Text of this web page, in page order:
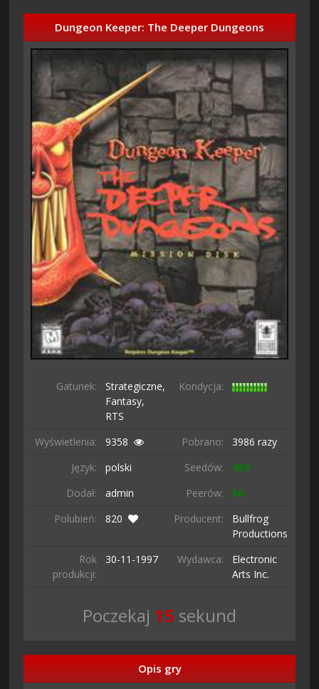
Dungeon Keeper: The Deeper Dungeons
Gatunek:
Strategiczne,
Fantasy,
RTS
Kondycja:
Wyświetlenia: 9358 Pobrano:
3986 razy
Język:
polski Seedów:
459
Dodał:
admin Peerów:
56
Polubień:
820 Producent:
Bullfrog
Productions
Rok
produkcji:
30-11-1997 Wydawca:
Electronic
Arts Inc.
Poczekaj 13 sekund
Opis gry